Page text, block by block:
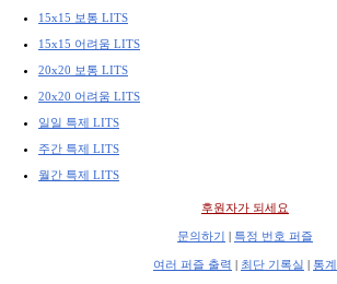
15x15 보통 LITS
15x15 어려움 LITS
20x20 보통 LITS
20x20 어려움 LITS
일일 특제 LITS
주간 특제 LITS
월간 특제 LITS
후원자가 되세요
문의하기 | 특정 번호 퍼즐
여러 퍼즐 출력 | 최단 기록실 | 통계